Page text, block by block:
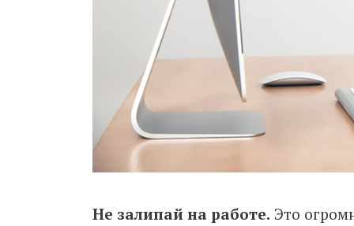
Не залипай на работе. Это